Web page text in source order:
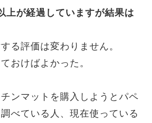
上が経過していますが結果は
る評価は変わりません。
おけばよかった。
ンマットを購入しようとパペ
べている人、現在使っている